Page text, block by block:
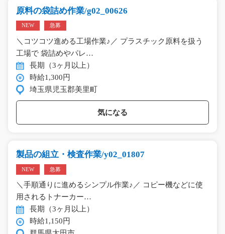
原料の袋詰め作業/g02_00626
NEW 急募
＼コツコツ進める工場作業♪／ プラスチック原料を扱う
工場で 袋詰めやパレ…
長期（3ヶ月以上）
時給1,300円
埼玉県児玉郡美里町
気になる
製品の組立・検査作業/y02_01807
NEW 急募
＼手順通りに進めるシンプル作業♪／ コピー機などに使
用されるトナーカー…
長期（3ヶ月以上）
時給1,150円